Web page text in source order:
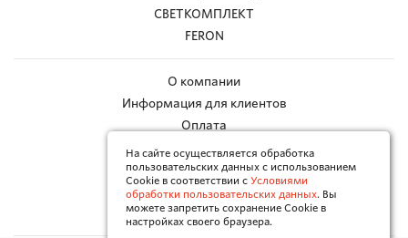
СВЕТКОМПЛЕКТ
FERON
О компании
Информация для клиентов
Оплата
Работа с браком
Каталоги в PDF
Контакты
На сайте осуществляется обработка
пользовательских данных с использованием
Cookie в соответствии с Условиями
обработки пользовательских данных. Вы
можете запретить сохранение Cookie в
настройках своего браузера.